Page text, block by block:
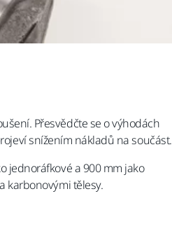
Přesvědčte se o výhodách
snížením nákladů na součást.
jednoráfkové a 900 mm jako
karbonovými tělesy.